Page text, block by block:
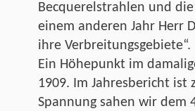
Becquerelstrahlen und
einem anderen Jahr Herr
ihre Verbreitungsgebiete“.
Ein Höhepunkt im
1909. Im Jahresbericht ist
Spannung sahen wir dem